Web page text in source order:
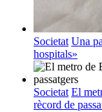
Societat Una
hospitals»
Societat El
rècord de